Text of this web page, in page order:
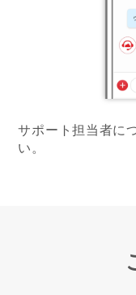
サポート担当者に
い。